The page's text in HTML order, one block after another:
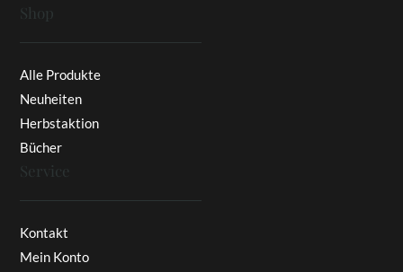
Shop
Alle Produkte
Neuheiten
Herbstaktion
Bücher
Service
Kontakt
Mein Konto